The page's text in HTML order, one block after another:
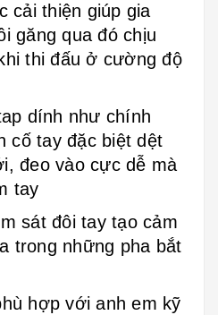
cải thiện giúp gia
găng qua đó chịu
thi đấu ở cường độ
dính như chính
cố tay đặc biệt dệt
đeo vào cực dễ mà
tay
sát đôi tay tạo cảm
trong những pha bắt
hợp với anh em kỹ